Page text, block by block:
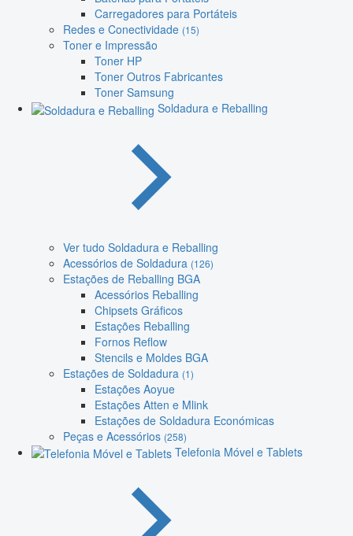
Carregadores para Portáteis
Redes e Conectividade (15)
Toner e Impressão
Toner HP
Toner Outros Fabricantes
Toner Samsung
Soldadura e Reballing
Ver tudo Soldadura e Reballing
Acessórios de Soldadura (126)
Estações de Reballing BGA
Acessórios Reballing
Chipsets Gráficos
Estações Reballing
Fornos Reflow
Stencils e Moldes BGA
Estações de Soldadura (1)
Estações Aoyue
Estações Atten e Mlink
Estações de Soldadura Económicas
Peças e Acessórios (258)
Telefonia Móvel e Tablets